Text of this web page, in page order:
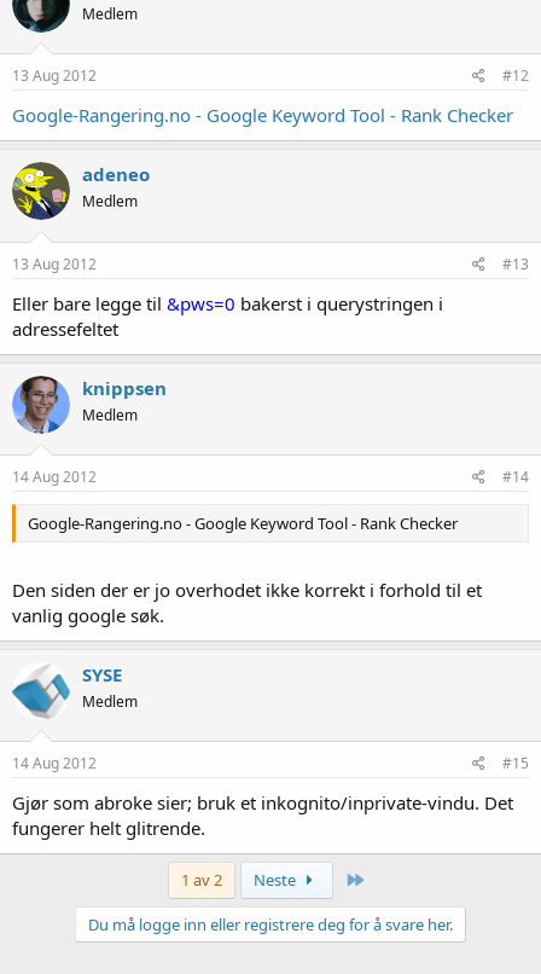
Medlem
13 Aug 2012 #12
Google-Rangering.no - Google Keyword Tool - Rank Checker
adeneo
Medlem
13 Aug 2012 #13
Eller bare legge til &pws=0 bakerst i querystringen i
adressefeltet
knippsen
Medlem
14 Aug 2012 #14
Google-Rangering.no - Google Keyword Tool - Rank Checker
Den siden der er jo overhodet ikke korrekt i forhold til et
vanlig google søk.
SYSE
Medlem
14 Aug 2012 #15
Gjør som abroke sier; bruk et inkognito/inprivate-vindu. Det
fungerer helt glitrende.
1 av 2 Neste
Du må logge inn eller registrere deg for å svare her.